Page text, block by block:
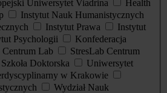
Uniwersytet Viadrina
Health
Instytut Nauk Humanistycznych
Instytut Prawa
Instytut
Psychologii
Konfederacja
Centrum Lab
StresLab Centrum
Szkoła Doktorska
Uniwersytet
w Krakowie
Wydział Nauk